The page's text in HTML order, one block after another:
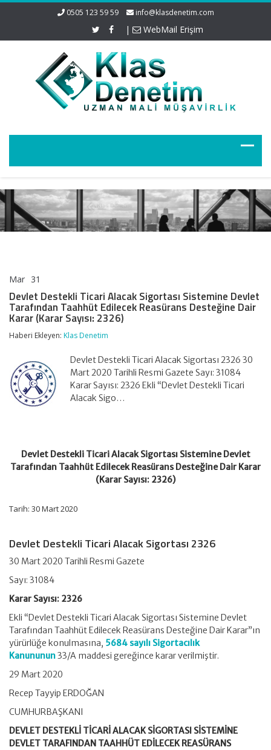
0505 123 59 59 info@klasdenetim.com
| WebMail Erişim
Mar 31
Ticari
Alacak
Sigortası
Sistemine
Devlet
Taahhüt
Edilecek
Reasürans
Desteğine
için
Devlet Destekli Ticari Alacak Sigortası Sistemine Devlet
Tarafından Taahhüt Edilecek Reasürans Desteğine Dair
Karar (Karar Sayısı: 2326)
Haberi Ekleyen: Klas Denetim
Devlet Destekli Ticari Alacak Sigortası 2326 30
Mart 2020 Tarihli Resmi Gazete Sayı: 31084
Karar Sayısı: 2326 Ekli “Devlet Destekli Ticari
Alacak Sigo…
Devlet Destekli Ticari Alacak Sigortası Sistemine Devlet
Tarafından Taahhüt Edilecek Reasürans Desteğine Dair Karar
(Karar Sayısı: 2326)
Tarih: 30 Mart 2020
Devlet Destekli Ticari Alacak Sigortası 2326
30 Mart 2020 Tarihli Resmi Gazete
Sayı: 31084
Karar Sayısı: 2326
Ekli “Devlet Destekli Ticari Alacak Sigortası Sistemine Devlet
Tarafından Taahhüt Edilecek Reasürans Desteğine Dair Karar”ın
yürürlüğe konulmasına, 5684 sayılı Sigortacılık
Kanununun33/A maddesi gereğince karar verilmiştir.
29 Mart 2020
Recep Tayyip ERDOĞAN
CUMHURBAŞKANI
DEVLET DESTEKLİ TİCARİ ALACAK SİGORTASI SİSTEMİNE
DEVLET TARAFINDAN TAAHHÜT EDİLECEK REASÜRANS